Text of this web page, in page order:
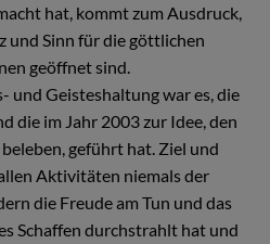
hat, kommt zum Ausdruck,
und Sinn für die göttlichen
geöffnet sind.
und Geisteshaltung war es, die
die im Jahr 2003 zur Idee, den
geführt hat. Ziel und
Aktivitäten niemals der
die Freude am Tun und das
Schaffen durchstrahlt hat und